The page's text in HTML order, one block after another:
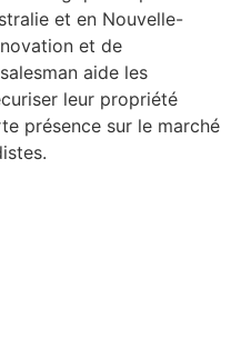
et en Nouvelle-
et de
aide les
leur propriété
présence sur le marché